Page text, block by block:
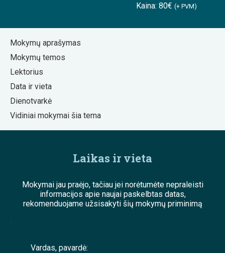
Kaina: 80€ (+ PVM)
Mokymų aprašymas
Mokymų temos
Lektorius
Data ir vieta
Dienotvarkė
Vidiniai mokymai šia tema
Laikas ir vieta
Mokymai jau praėjo, tačiau jei norėtumėte nepraleisti
informacijos apie naujai paskelbtas datas,
rekomenduojame užsisakyti šių mokymų priminimą
;
Vardas, pavardė: